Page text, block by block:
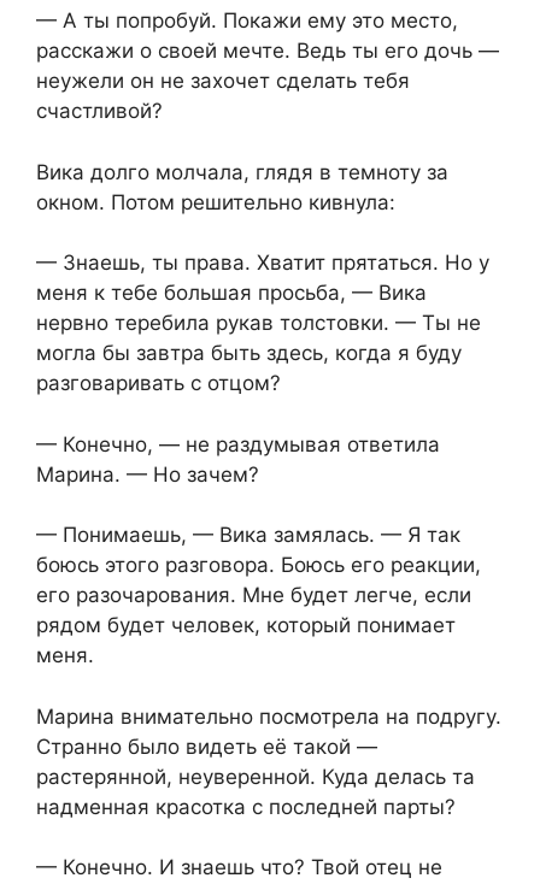
— А ты попробуй. Покажи ему это место,
расскажи о своей мечте. Ведь ты его дочь —
неужели он не захочет сделать тебя
счастливой?
Вика долго молчала, глядя в темноту за
окном. Потом решительно кивнула:
— Знаешь, ты права. Хватит прятаться. Но у
меня к тебе большая просьба, — Вика
нервно теребила рукав толстовки. — Ты не
могла бы завтра быть здесь, когда я буду
разговаривать с отцом?
— Конечно, — не раздумывая ответила
Марина. — Но зачем?
— Понимаешь, — Вика замялась. — Я так
боюсь этого разговора. Боюсь его реакции,
его разочарования. Мне будет легче, если
рядом будет человек, который понимает
меня.
Марина внимательно посмотрела на подругу.
Странно было видеть её такой —
растерянной, неуверенной. Куда делась та
надменная красотка с последней парты?
— Конечно. И знаешь что? Твой отец не